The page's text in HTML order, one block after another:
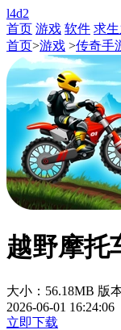
l4d2
首页 游戏 软件 求
首页>游戏 >传奇手
越野摩托
大小：56.18MB 版
2026-06-01 16:24:06
立即下载